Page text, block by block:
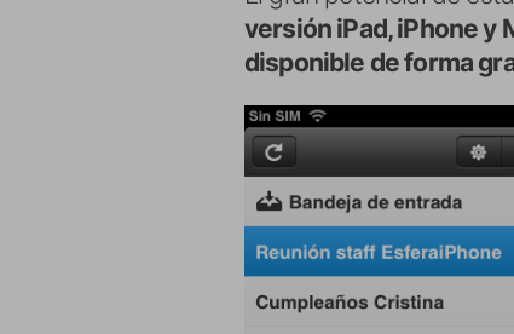
versión iPad, iPhone y
disponible de forma